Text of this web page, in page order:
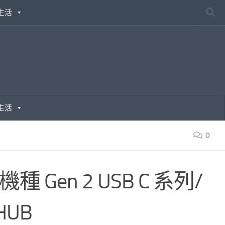
活
活
0
種 Gen 2 USB C 系列/